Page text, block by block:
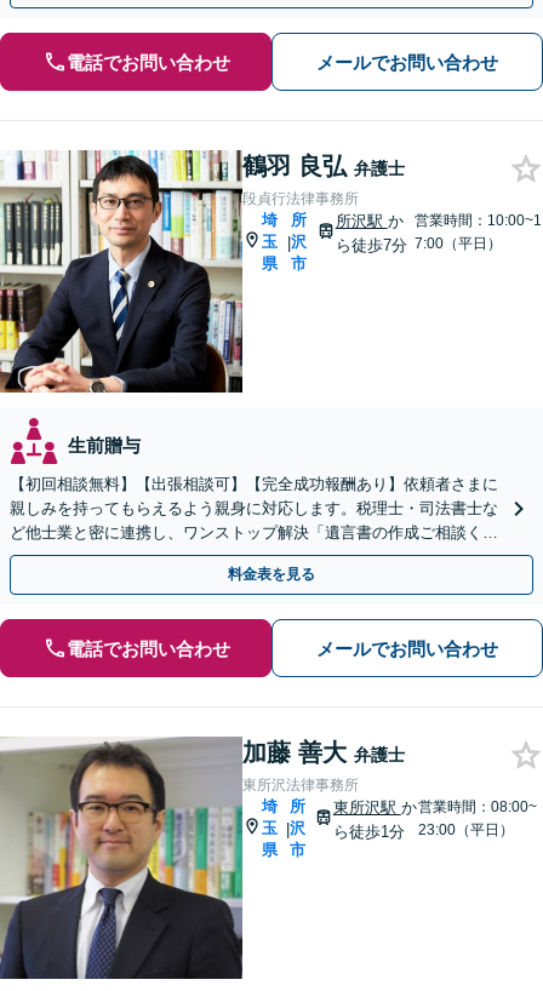
電話でお問い合わせ メールでお問い合わせ
鶴羽 良弘 弁護士
段貞行法律事務所
埼
玉
県
|
所
沢
市
所沢駅 か
ら徒歩7分
営業時間：10:00~1
7:00（平日）
生前贈与
【初回相談無料】【出張相談可】【完全成功報酬あり】依頼者さまに
親しみを持ってもらえるよう親身に対応します。税理士・司法書士な
ど他士業と密に連携し、ワンストップ解決「遺言書の作成ご相談くだ
さい／相続での揉め事を未然に防ぐ」【休日・夜間相談可】
料金表を見る
電話でお問い合わせ メールでお問い合わせ
加藤 善大 弁護士
東所沢法律事務所
埼
玉
県
|
所
沢
市
東所沢駅 か
ら徒歩1分
営業時間：08:00~
23:00（平日）